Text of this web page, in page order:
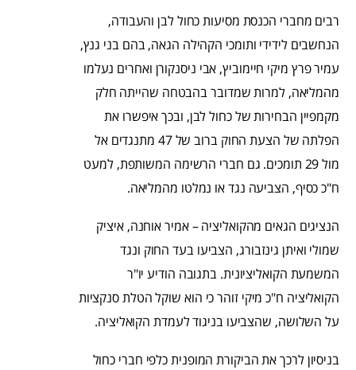
רבים מחברי הכנסת מסיעות כחול לבן והעבודה,
הנחשבים לידידי ותומכי הקהילה הגאה, בהם בני גנץ,
עמיר פרץ מיקי חיימוביץ, אבי ניסנקורן ואחרים נעלמו
מהמליאה, למרות שמדובר בהבטחה שהייתה חלק
מקמפיין הבחירות של כחול לבן, ובכך איפשרו את
הפלתה של הצעת החוק ברוב של 47 מתנגדים אל
מול 29 תומכים. גם חברי הרשימה המשותפת, למעט
ח"כ כסיף, הצביעה נגד או נמלטו מהמליאה.
הנציגים הגאים מהקואליציה – אמיר אוחנה, איציק
שמולי ואיתן גינזבורג, הצביעו בעד החוק ונגד
המשמעת הקואליציונית. בתגובה הודיע יו"ר
הקואליציה ח"כ מיקי זוהר כי הוא שוקל הטלת סנקציות
על השלושה, שהצביעו בניגוד לעמדת הקואליציה.
בניסיון לרכך את הביקורת המופנית כלפי חברי כחול